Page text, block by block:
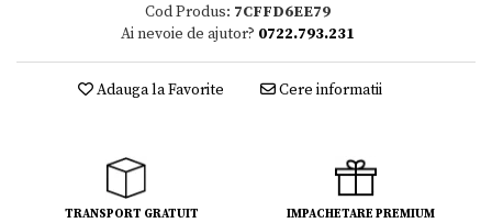
Cod Produs: 7CFFD6EE79
Ai nevoie de ajutor? 0722.793.231
Adauga la Favorite Cere informatii
TRANSPORT GRATUIT IMPACHETARE PREMIUM